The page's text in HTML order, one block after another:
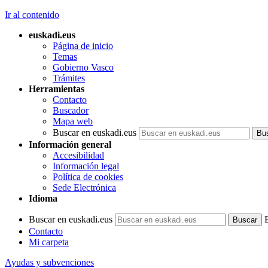
Ir al contenido
euskadi.eus
Página de inicio
Temas
Gobierno Vasco
Trámites
Herramientas
Contacto
Buscador
Mapa web
Buscar en euskadi.eus
Información general
Accesibilidad
Información legal
Política de cookies
Sede Electrónica
Idioma
Buscar en euskadi.eus
Contacto
Mi carpeta
Ayudas y subvenciones